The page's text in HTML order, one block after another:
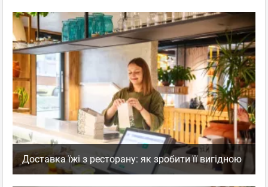
Доставка їжі з ресторану: як зробити її вигідною